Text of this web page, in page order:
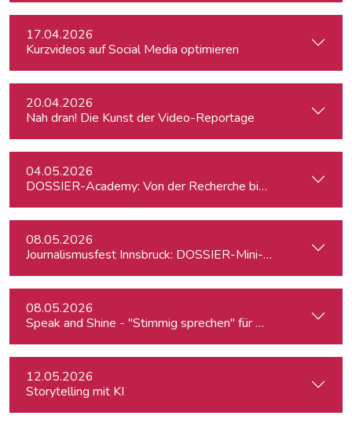
17.04.2026
Kurzvideos auf Social Media optimieren
20.04.2026
Nah dran! Die Kunst der Video-Reportage
04.05.2026
DOSSIER-Academy: Von der Recherche bis zur
08.05.2026
Journalismusfest Innsbruck: DOSSIER-Mini-Academy
08.05.2026
Speak and Shine - "Stimmig sprechen" für Podcast,
12.05.2026
Storytelling mit KI